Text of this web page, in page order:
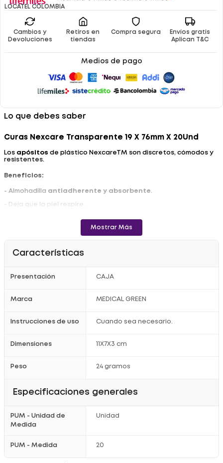
LOCATEL COLOMBIA
Cambios y
Devoluciones
Retiros en
tiendas
Compra segura
Envíos gratis
Aplican T&C
Medios de pago
Lo que debes saber
Curas Nexcare Transparente 19 X 76mm X 20Und
Los apósitos de plástico NexcareTM son discretos, cómodos y
resistentes.
Beneficios:
- Almohadilla antiadherente y absorbente.
- Deja que la piel respire.
- Limpie y seque bien la herida. Saque el aderezo del sobre.
- Para facilitar la retirada, tire suavemente de un extremo del
anteriores.
Mostrar Más
Características
Presentación CAJA
Marca MEDICAL GREEN
Instrucciones de uso Cuando sea necesario.
Dimensiones 11X7X3 cm
Peso 24 gramos
Especificaciones generales
PUM - Unidad de
Medida
Unidad
PUM - Medida 20